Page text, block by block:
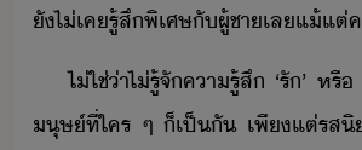
ั​ไ่เค​รู้สึ​พิเศษ​ั​ผู้ชา​เล​แ้แต่​
ไ่ใช่​่า​ไ่รู้​จั​คารู้สึ​ ​‘​รั​’​ ​หรื
ุษ์​ที่​ใคร​ ​ๆ​ ​็​เป็​ั​ ​เพีแต่​รสิ